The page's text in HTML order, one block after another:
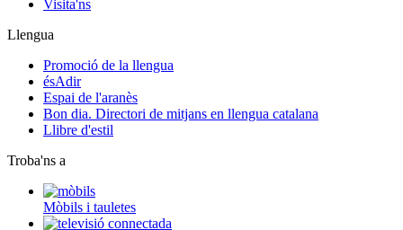
Visita'ns
Llengua
Promoció de la llengua
ésAdir
Espai de l'aranès
Bon dia. Directori de mitjans en llengua catalana
Llibre d'estil
Troba'ns a
Mòbils i tauletes